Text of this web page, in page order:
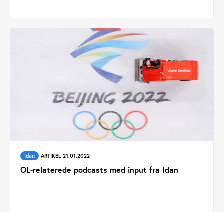
Idan ARTIKEL 21.01.2022
OL-relaterede podcasts med input fra Idan